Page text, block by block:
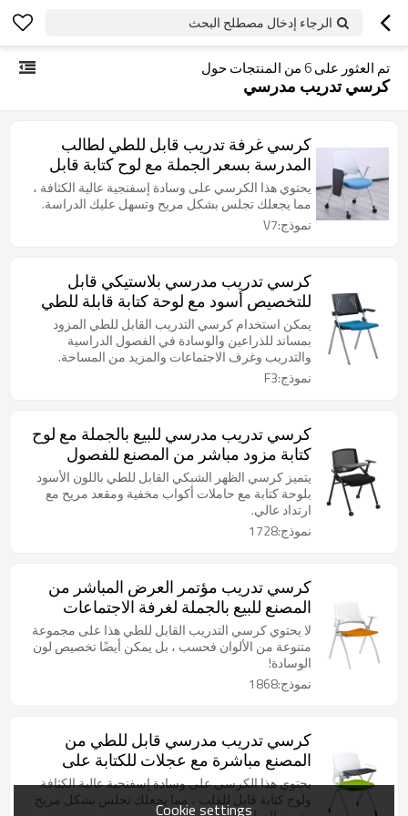
الرجاء إدخال مصطلح البحث
تم العثور على6من المنتجات حول
كرسي تدريب مدرسي
كرسي غرفة تدريب قابل للطي لطالب
المدرسة بسعر الجملة مع لوح كتابة قابل
للضبط في الفصل الدراسي قابل للتكديس
مع عجلات
يحتوي هذا الكرسي على وسادة إسفنجية عالية الكثافة ،
مما يجعلك تجلس بشكل مريح وتسهل عليك الدراسة.
نموذج:V7
كرسي تدريب مدرسي بلاستيكي قابل
للتخصيص أسود مع لوحة كتابة قابلة للطي
للفصل الدراسي الذكي وغرفة الاجتماعات
الخلفية القابلة للتنفس
يمكن استخدام كرسي التدريب القابل للطي المزود
بمساند للذراعين والوسادة في الفصول الدراسية
والتدريب وغرف الاجتماعات والمزيد من المساحة.
نموذج:F3
كرسي تدريب مدرسي للبيع بالجملة مع لوح
كتابة مزود مباشر من المصنع للفصول
الدراسية الذكية وغرفة الاجتماعات
يتميز كرسي الظهر الشبكي القابل للطي باللون الأسود
بلوحة كتابة مع حاملات أكواب مخفية ومقعد مريح مع
ارتداد عالي.
نموذج:1728
كرسي تدريب مؤتمر العرض المباشر من
المصنع للبيع بالجملة لغرفة الاجتماعات
والفصول الدراسية الذكية مع قابلة للطي
لا يحتوي كرسي التدريب القابل للطي هذا على مجموعة
متنوعة من الألوان فحسب ، بل يمكن أيضًا تخصيص لون
الوسادة!
نموذج:1868
كرسي تدريب مدرسي قابل للطي من
المصنع مباشرة مع عجلات للكتابة على
شكل قرص مضغوط من البلاستيك
لمؤتمرات طلاب الفصل الدراسي
يحتوي هذا الكرسي على وسادة إسفنجية عالية الكثافة
ولوح كتابة قابل للقلب ، مما يجعلك تجلس بشكل مريح
Cookie settings